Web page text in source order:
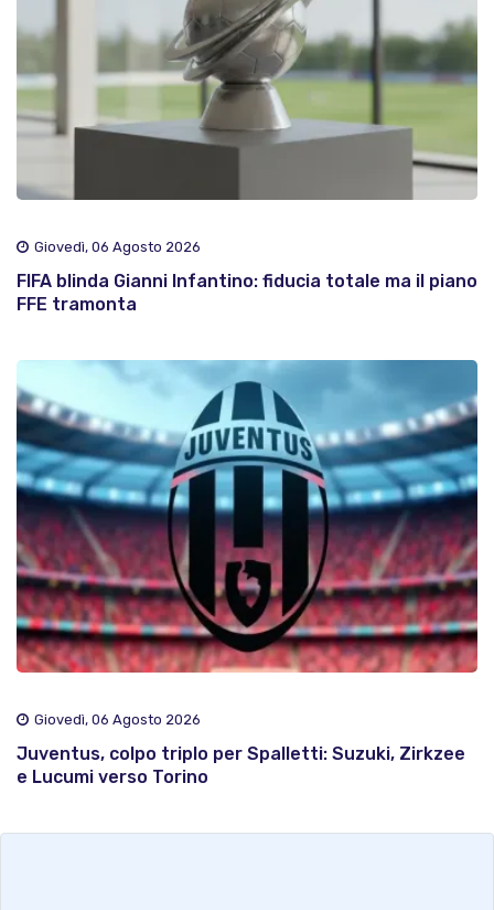
Giovedì, 06 Agosto 2026
FIFA blinda Gianni Infantino: fiducia totale ma il piano
FFE tramonta
Giovedì, 06 Agosto 2026
Juventus, colpo triplo per Spalletti: Suzuki, Zirkzee
e Lucumi verso Torino